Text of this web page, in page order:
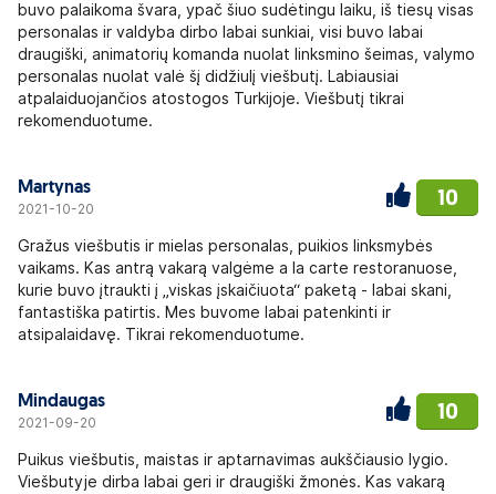
buvo palaikoma švara, ypač šiuo sudėtingu laiku, iš tiesų visas
personalas ir valdyba dirbo labai sunkiai, visi buvo labai
draugiški, animatorių komanda nuolat linksmino šeimas, valymo
personalas nuolat valė šį didžiulį viešbutį. Labiausiai
atpalaiduojančios atostogos Turkijoje. Viešbutį tikrai
rekomenduotume.
Martynas
2021-10-20 10
Gražus viešbutis ir mielas personalas, puikios linksmybės
vaikams. Kas antrą vakarą valgėme a la carte restoranuose,
kurie buvo įtraukti į „viskas įskaičiuota“ paketą - labai skani,
fantastiška patirtis. Mes buvome labai patenkinti ir
atsipalaidavę. Tikrai rekomenduotume.
Mindaugas
2021-09-20 10
Puikus viešbutis, maistas ir aptarnavimas aukščiausio lygio.
Viešbutyje dirba labai geri ir draugiški žmonės. Kas vakarą